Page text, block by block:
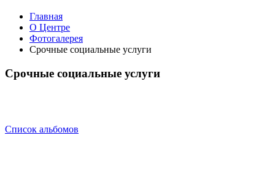
Главная
О Центре
Фотогалерея
Срочные социальные услуги
Срочные социальные услуги
Список альбомов